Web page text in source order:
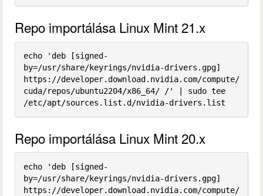
Repo importálása Linux Mint 21.x
echo 'deb [signed-
by=/usr/share/keyrings/nvidia-drivers.gpg]
https://developer.download.nvidia.com/compute/
cuda/repos/ubuntu2204/x86_64/ /' | sudo tee
/etc/apt/sources.list.d/nvidia-drivers.list
Repo importálása Linux Mint 20.x
echo 'deb [signed-
by=/usr/share/keyrings/nvidia-drivers.gpg]
https://developer.download.nvidia.com/compute/